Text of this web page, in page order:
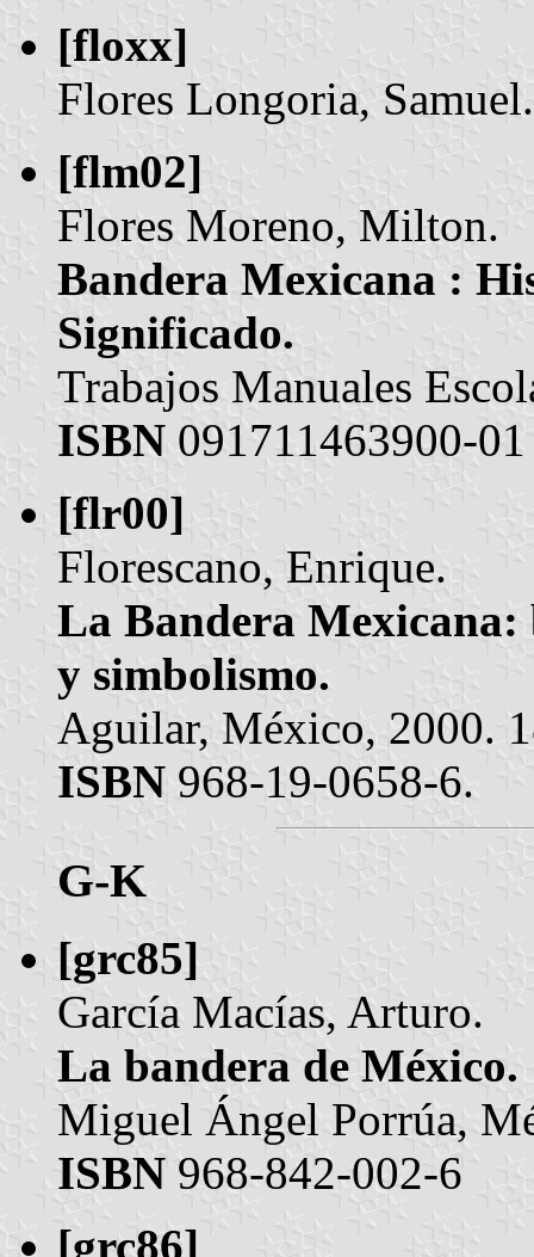
[floxx]
Flores Longoria,
[flm02]
Flores Moreno, Milton.
Bandera Mexicana :
Significado.
Trabajos Manuales
ISBN 091711463900-01
[flr00]
Florescano, Enrique.
La Bandera
y simbolismo.
Aguilar, México, 2000.
ISBN 968-19-0658-6.
G-K
[grc85]
García Macías, Arturo.
La bandera de México.
Miguel Ángel Porrúa,
ISBN 968-842-002-6
[grc86]